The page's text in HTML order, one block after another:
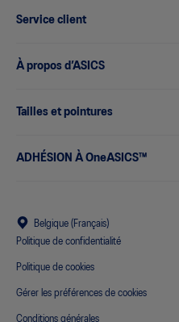
Service client
À propos d’ASICS
Tailles et pointures
ADHÉSION À OneASICS™
Belgique (Français)
Politique de confidentialité
Politique de cookies
Gérer les préférences de cookies
Conditions générales